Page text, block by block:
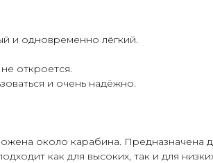
и одновременно лёгкий.
откроется.
и очень надёжно.
около карабина. Предназначена
как для высоких, так и для